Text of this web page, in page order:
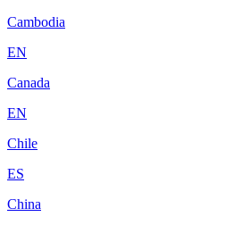
Cambodia
EN
Canada
EN
Chile
ES
China